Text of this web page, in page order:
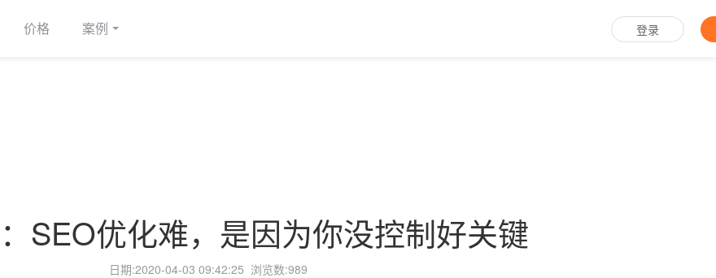
价格 案例 登录
SEO优化难，是因为你没控制好关键
日期:2020-04-03 09:42:25 浏览数:989